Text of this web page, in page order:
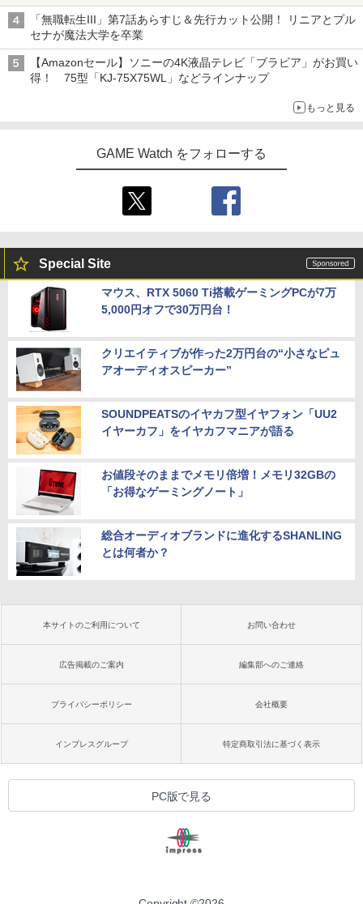
発売から2週間は20%オフになるセールが実施
「無職転生III」第7話あらすじ＆先行カット公開！ リニアとプル
セナが魔法大学を卒業
【Amazonセール】ソニーの4K液晶テレビ「ブラビア」がお買い
得！ 75型「KJ-75X75WL」などラインナップ
もっと見る
GAME Watch をフォローする
Special Site
マウス、RTX 5060 Ti搭載ゲーミングPCが7万
5,000円オフで30万円台！
クリエイティブが作った2万円台の“小さなピュ
アオーディオスピーカー”
SOUNDPEATSのイヤカフ型イヤフォン「UU2
イヤーカフ」をイヤカフマニアが語る
お値段そのままでメモリ倍増！メモリ32GBの
「お得なゲーミングノート」
総合オーディオブランドに進化するSHANLING
とは何者か？
本サイトのご利用について お問い合わせ
広告掲載のご案内 編集部へのご連絡
プライバシーポリシー 会社概要
インプレスグループ 特定商取引法に基づく表示
PC版で見る